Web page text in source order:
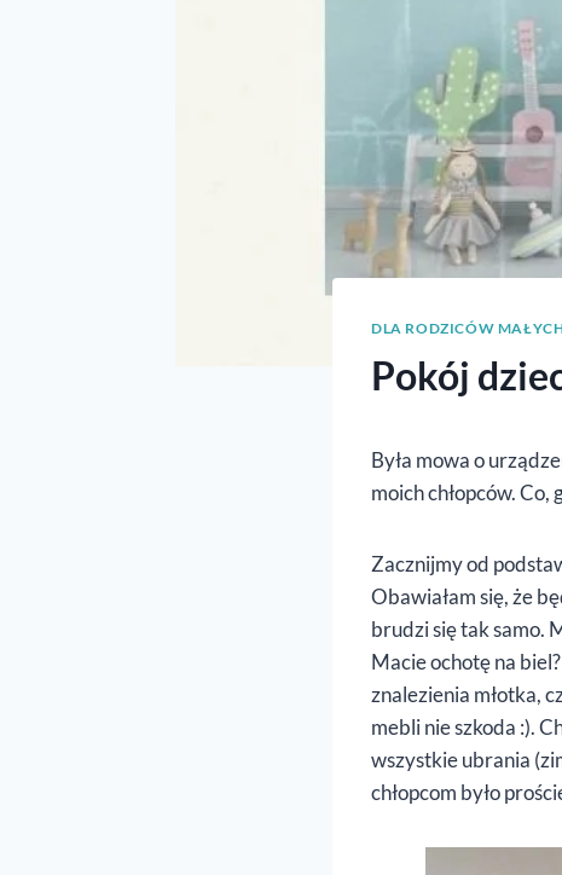
DLA RODZICÓW
Pokój
Była mowa o
moich chłopców.
Zacznijmy od
Obawiałam się, że
brudzi się tak samo.
Macie ochotę na
znalezienia młotka,
mebli nie szkoda :).
wszystkie ubrania
chłopcom było